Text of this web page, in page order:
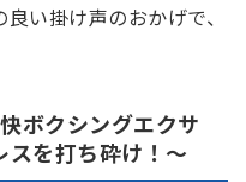
い掛け声のおかげで、
ボクシングエクサ
スを打ち砕け！～